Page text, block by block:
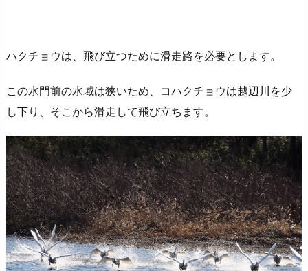
ハクチョウは、飛び立つために滑走路を必要とします。
この水門前の水域は狭いため、コハクチョウは越辺川を少
し下り、そこから滑走して飛び立ちます。